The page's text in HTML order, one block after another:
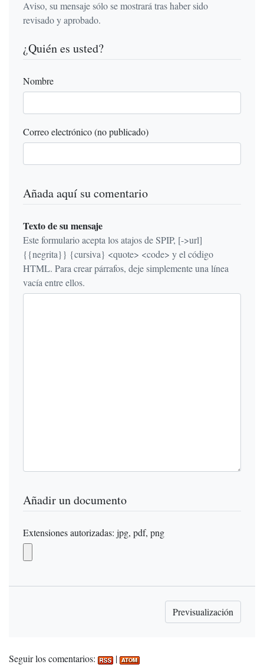
Aviso, su mensaje sólo se mostrará tras haber sido
revisado y aprobado.
¿Quién es usted?
Nombre
Correo electrónico (no publicado)
Añada aquí su comentario
Texto de su mensaje
Este formulario acepta los atajos de SPIP, [->url]
{{negrita}} {cursiva} <quote> <code> y el código
HTML. Para crear párrafos, deje simplemente una línea
vacía entre ellos.
Añadir un documento
Extensiones autorizadas: jpg, pdf, png
Seguir los comentarios: |